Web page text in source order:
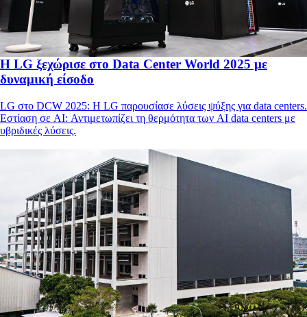
Η LG ξεχώρισε στο Data Center World 2025 με
δυναμική είσοδο
LG στο DCW 2025: Η LG παρουσίασε λύσεις ψύξης για data centers.
Εστίαση σε AI: Αντιμετωπίζει τη θερμότητα των AI data centers με
υβριδικές λύσεις.